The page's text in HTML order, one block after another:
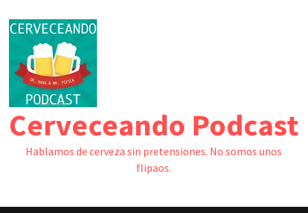
contenido
Cerveceando Podcast
Hablamos de cerveza sin pretensiones. No somos unos
flipaos.